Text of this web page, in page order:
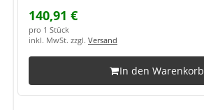
140,91 €
pro 1 Stück
inkl. MwSt. zzgl. Versand
In den Warenkorb